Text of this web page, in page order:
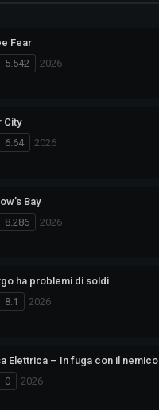
Fear
5.542
2026
City
6.64
2026
Bay
8.286
2026
ha problemi di soldi
8.1
2026
Elettrica – In fuga con il nemico
0
2026